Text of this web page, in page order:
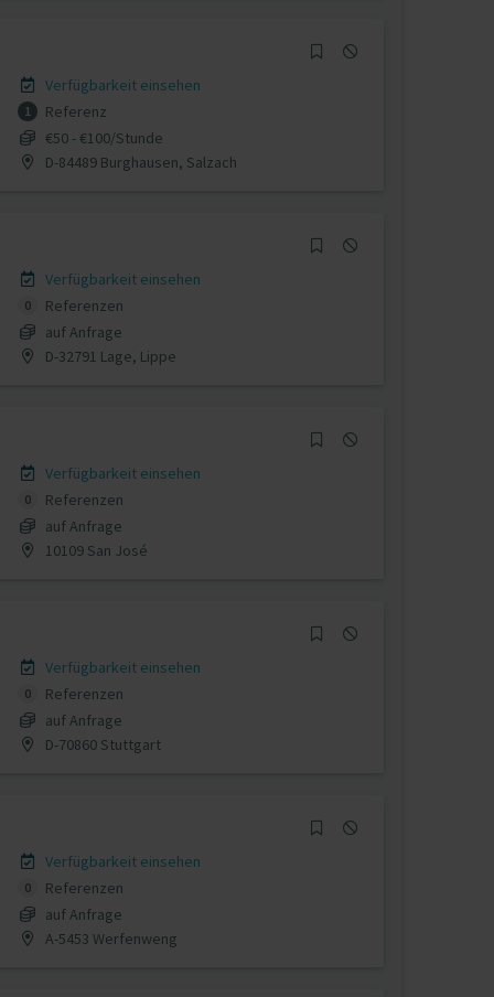
Verfügbarkeit einsehen
1
Referenz
€50 - €100/Stunde
D-84489 Burghausen, Salzach
Verfügbarkeit einsehen
0
Referenzen
auf Anfrage
D-32791 Lage, Lippe
Verfügbarkeit einsehen
0
Referenzen
auf Anfrage
10109 San José
Verfügbarkeit einsehen
0
Referenzen
auf Anfrage
D-70860 Stuttgart
Verfügbarkeit einsehen
0
Referenzen
auf Anfrage
A-5453 Werfenweng